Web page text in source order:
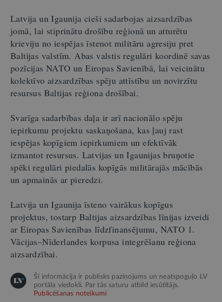
Latvija un Igaunija cieši sadarbojas aizsardzības
jomā, lai stiprinātu drošību reģionā un atturētu
krieviju no iespējas īstenot militāru agresiju pret
Baltijas valstīm. Abas valstis regulāri koordinē savas
pozīcijas NATO un Eiropas Savienībā, lai veicinātu
kolektīvo aizsardzības spēju attīstību un novirzītu
resursus Baltijas reģiona drošībai.
Svarīga sadarbības daļa ir arī nacionālo spēju
iepirkumu projektu saskaņošana, kas ļauj rast
iespējas kopīgiem iepirkumiem un efektīvāk
izmantot resursus. Latvijas un Igaunijas bruņotie
spēki regulāri piedalās kopīgās militārajās mācībās
un apmainās ar pieredzi.
Latvija un Igaunija īsteno vairākus kopīgus
projektus, tostarp Baltijas aizsardzības līnijas izveidi
ar Eiropas Savienības līdzfinansējumu, NATO 1.
Vācijas–Nīderlandes korpusa integrēšanu reģiona
aizsardzībai.
Šī informācija ir publisks paziņojums un neatspoguļo LV
portāla viedokli. Par tās saturu atbild iesūtītājs.
Publicēšanas noteikumi